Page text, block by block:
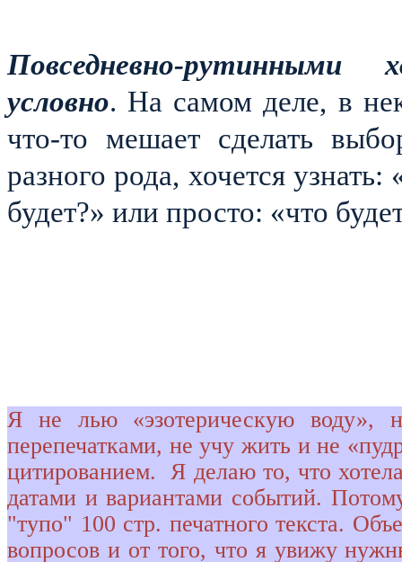
Повседневно-рутинными
условно. На самом деле, в
что-то мешает сделать
разного рода, хочется
будет?» или просто: «что
Я не лью «эзотерическую воду»,
перепечатками, не учу жить и не
цитированием.
Я делаю то, что
датами и вариантами событий.
"тупо" 100 стр. печатного текста.
вопросов и от того, что я увижу